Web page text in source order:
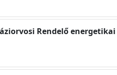
Rendelő energetikai